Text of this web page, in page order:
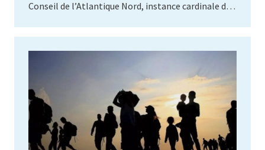
Conseil de l’Atlantique Nord, instance cardinale de